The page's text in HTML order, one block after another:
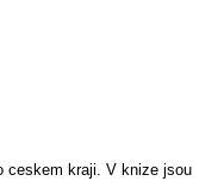
ceskem kraji. V knize jsou